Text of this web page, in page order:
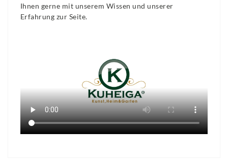
Ihnen gerne mit unserem Wissen und unserer
Erfahrung zur Seite.